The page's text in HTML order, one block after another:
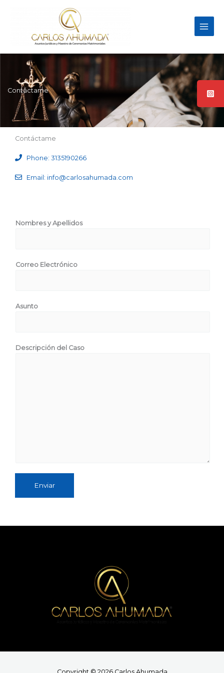
Contáctame
Contáctame
Phone: 3135190266
Email: info@carlosahumada.com
Nombres y Apellidos
Correo Electrónico
Asunto
Descripción del Caso
Enviar